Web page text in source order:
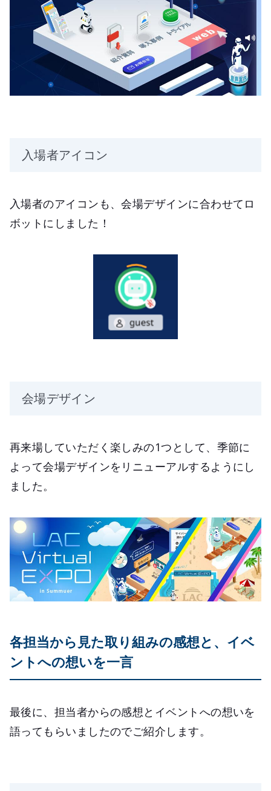
入場者アイコン
入場者のアイコンも、会場デザインに合わせてロ
ボットにしました！
会場デザイン
再来場していただく楽しみの1つとして、季節に
よって会場デザインをリニューアルするようにし
ました。
各担当から見た取り組みの感想と、イベ
ントへの想いを一言
最後に、担当者からの感想とイベントへの想いを
語ってもらいましたのでご紹介します。